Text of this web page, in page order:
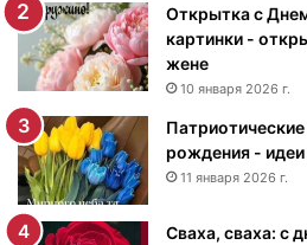
с
Д
н
м
р
о
ж
д
е
Открытка с
картинки -
жене
10 января 2026 г.
рождения - идеи
11 января 2026 г.
Сваха, сваха: с